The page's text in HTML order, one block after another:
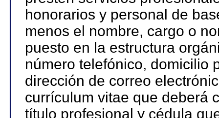
honorarios y personal de
menos el nombre, cargo o
puesto en la estructura
número telefónico, domicilio
dirección de correo
currículum vitae que deberá
título profesional y cédula